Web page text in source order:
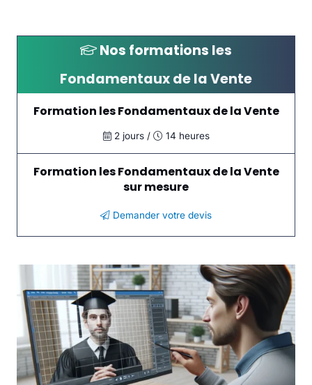
Nos formations les
Fondamentaux de la Vente
Formation les Fondamentaux de la Vente
2 jours / 14 heures
Formation les Fondamentaux de la Vente
sur mesure
Demander votre devis